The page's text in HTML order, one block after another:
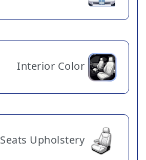
Interior Color
Seats Upholstery